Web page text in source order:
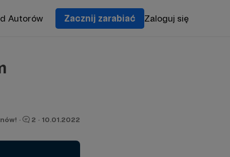
Autorów Zacznij zarabiać Zaloguj się
· 2 · 10.01.2022